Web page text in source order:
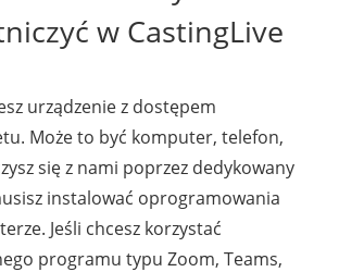
w CastingLive
urządzenie z dostępem
Może to być komputer, telefon,
się z nami poprzez dedykowany
instalować oprogramowania
Jeśli chcesz korzystać
programu typu Zoom, Teams,